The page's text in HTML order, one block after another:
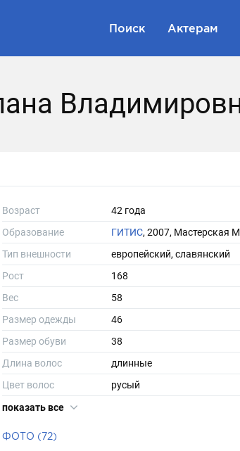
Поиск Актерам
Возраст
42 года
Образование
ГИТИС, 2007, Мастерская
Тип внешности
европейский, славянский
Рост
168
Вес
58
Размер одежды
46
Размер обуви
38
Длина волос
длинные
Цвет волос
русый
Цвет глаз
показать все
ФОТО (72)